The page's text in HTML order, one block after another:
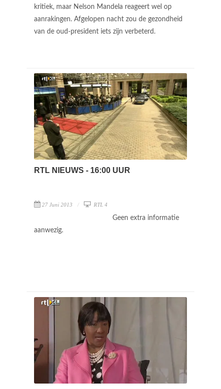
kritiek, maar Nelson Mandela reageert wel op
aanrakingen. Afgelopen nacht zou de gezondheid
van de oud-president iets zijn verbeterd.
RTL NIEUWS - 16:00 UUR
27 Juni 2013 RTL 4
Geen extra informatie
aanwezig.